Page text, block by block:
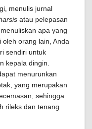
menulis jurnal
atau pelepasan
apa yang
orang lain, Anda
sendiri untuk
kepala dingin.
menurunkan
yang merupakan
sehingga
rileks dan tenang